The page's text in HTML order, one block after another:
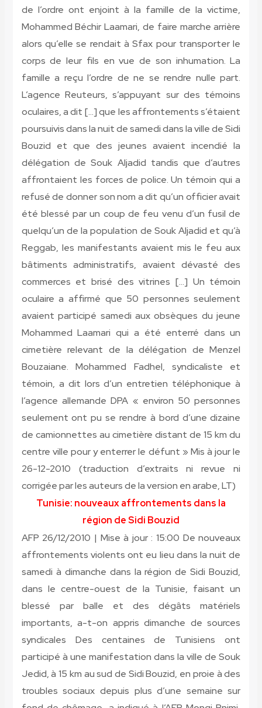
de l’ordre ont enjoint à la famille de la victime,
Mohammed Béchir Laamari, de faire marche arrière
alors qu’elle se rendait à Sfax pour transporter le
corps de leur fils en vue de son inhumation. La
famille a reçu l’ordre de ne se rendre nulle part.
L’agence Reuteurs, s’appuyant sur des témoins
oculaires, a dit […] que les affrontements s’étaient
poursuivis dans la nuit de samedi dans la ville de Sidi
Bouzid et que des jeunes avaient incendié la
délégation de Souk Aljadid tandis que d’autres
affrontaient les forces de police. Un témoin qui a
refusé de donner son nom a dit qu’un officier avait
été blessé par un coup de feu venu d’un fusil de
quelqu’un de la population de Souk Aljadid et qu’à
Reggab, les manifestants avaient mis le feu aux
bâtiments administratifs, avaient dévasté des
commerces et brisé des vitrines […] Un témoin
oculaire a affirmé que 50 personnes seulement
avaient participé samedi aux obsèques du jeune
Mohammed Laamari qui a été enterré dans un
cimetière relevant de la délégation de Menzel
Bouzaiane. Mohammed Fadhel, syndicaliste et
témoin, a dit lors d’un entretien téléphonique à
l’agence allemande DPA « environ 50 personnes
seulement ont pu se rendre à bord d’une dizaine
de camionnettes au cimetière distant de 15 km du
centre ville pour y enterrer le défunt » Mis à jour le
26-12-2010 (traduction d’extraits ni revue ni
corrigée par les auteurs de la version en arabe, LT)
Tunisie: nouveaux affrontements dans la
région de Sidi Bouzid
AFP 26/12/2010 | Mise à jour : 15:00 De nouveaux
affrontements violents ont eu lieu dans la nuit de
samedi à dimanche dans la région de Sidi Bouzid,
dans le centre-ouest de la Tunisie, faisant un
blessé par balle et des dégâts matériels
importants, a-t-on appris dimanche de sources
syndicales Des centaines de Tunisiens ont
participé à une manifestation dans la ville de Souk
Jedid, à 15 km au sud de Sidi Bouzid, en proie à des
troubles sociaux depuis plus d’une semaine sur